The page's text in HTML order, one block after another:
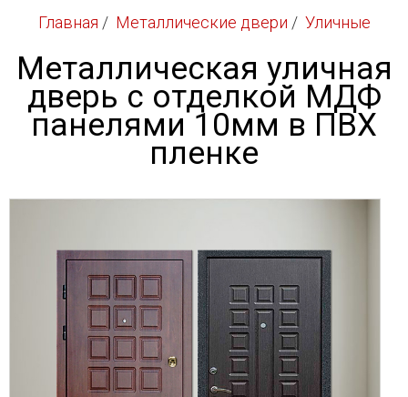
Главная / Металлические двери / Уличные
Металлическая уличная
дверь с отделкой МДФ
панелями 10мм в ПВХ
пленке